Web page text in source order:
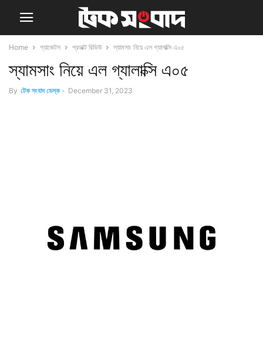
Home গ্যাজেটস প্রডাক্ট রিভিউ স্যামসাং নিয়ে এল গ্যালাক্সি এ০৫
স্যামসাং নিয়ে এল গ্যালাক্সি এ০৫
By টেক সংবাদ ডেস্ক - December 31, 2023